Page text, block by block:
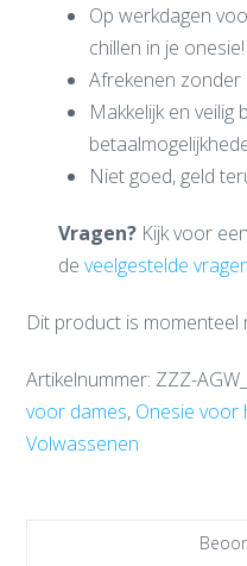
Op werkdagen
chillen in je onesie!
Afrekenen zonder
Makkelijk en veilig
Niet goed, geld
Vragen?Kijk voor
de veelgestelde
Dit product is momenteel
Artikelnummer: ZZZ-
voor dames, Onesie voor
Volwassenen